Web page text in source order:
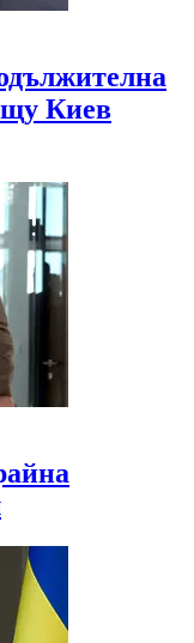
Киев